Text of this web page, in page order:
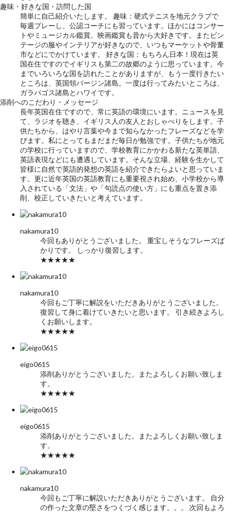
趣味・好きな国・訪問した国
簡単に自己紹介いたします。 趣味：硬式テニスを地元クラブで
毎週プレーし、公認コーチにも習っています。ほかにはコンサー
トやミュージカル鑑賞。映画鑑賞も昔から大好きです。またビン
テージの服やインテリアが好きなので、いつもマーケットや骨董
市などにでかけています。 好きな国：もちろん日本！現在は英
国在住ですのでイギリスも第二の故郷のように思っています。今
までいろいろな国を訪れたことがありますが、もう一度行きたい
ところは、英国領バージン諸島。一度は行ってみたいところは、
ガラパゴス諸島とハワイです。
添削へのこだわり・メッセージ
長年英国在住ですので、常に英語の環境にいます。ニュースを見
て、ラジオを聴き、イギリス人の友人とおしゃべりをします。子
供たちから、はやり言葉や今まで知らなかったフレーズなどを学
びます。私にとってもまだまだ毎日が勉強です。子供たちが地元
の学校に行っていますので、学校教育にかかわる新たな英単語、
英語表現などにも遭遇しています。そんな立場、経験を生かして
皆様に自然で英語的発想の英語を紹介できたらよいと思っていま
す。更に近年英国の英語教育にも重要視され始め、小学校から導
入されている「文法」や「句読点の使い方」にも重点を置き添
削、校正していきたいと考えています。
nakamura10
今回もありがとうございました。 重宝しそうなフレーズば
かりです。 しっかり復習します。
★★★★★
nakamura10
今回もご丁寧に解説をいただきありがとうございました。
復習して身に着けていきたいと思います。 引き続きよろし
くお願いします。
★★★★★
eigo0615
添削ありがとうございました。またよろしくお願い致しま
す。
★★★★★
eigo0615
添削ありがとうございました。またよろしくお願い致しま
す。
★★★★★
nakamura10
今回もご丁寧に解説いただきありがとうございます。 自分
の作った文章の堅さをつくづく感じます。。。 次回もよろ